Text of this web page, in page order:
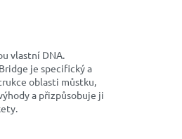
vlastní DNA.
je specifický a
oblasti můstku,
a přizpůsobuje ji